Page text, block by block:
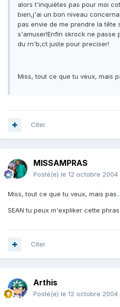
alors t'inquiètes pas pour moi
bien,j'ai un bon niveau
pas envie de me prendre la tête
s'amuser!Enfin skrock ne passe
du rn'b,ct juste pour preciser!
Miss, tout ce que tu veux, mais
Citer
MISSAMPRAS
Posté(e) le 12 octobre 2004
Miss, tout ce que tu veux, mais
SEAN tu peux m'expliker cette
Citer
Arthis
Posté(e) le 12 octobre 2004